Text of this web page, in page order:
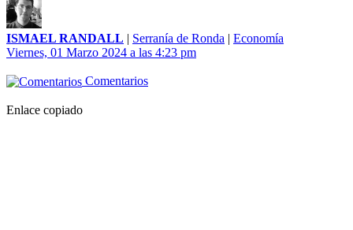
ISMAEL RANDALL | Serranía de Ronda | Economía
Viernes, 01 Marzo 2024 a las 4:23 pm
Comentarios
Enlace copiado